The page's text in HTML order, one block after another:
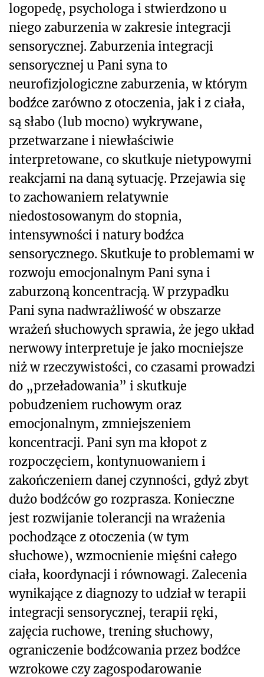
logopedę, psychologa i stwierdzono u
niego zaburzenia w zakresie integracji
sensorycznej. Zaburzenia integracji
sensorycznej u Pani syna to
neurofizjologiczne zaburzenia, w którym
bodźce zarówno z otoczenia, jak i z ciała,
są słabo (lub mocno) wykrywane,
przetwarzane i niewłaściwie
interpretowane, co skutkuje nietypowymi
reakcjami na daną sytuację. Przejawia się
to zachowaniem relatywnie
niedostosowanym do stopnia,
intensywności i natury bodźca
sensorycznego. Skutkuje to problemami w
rozwoju emocjonalnym Pani syna i
zaburzoną koncentracją. W przypadku
Pani syna nadwrażliwość w obszarze
wrażeń słuchowych sprawia, że jego układ
nerwowy interpretuje je jako mocniejsze
niż w rzeczywistości, co czasami prowadzi
do „przeładowania” i skutkuje
pobudzeniem ruchowym oraz
emocjonalnym, zmniejszeniem
koncentracji. Pani syn ma kłopot z
rozpoczęciem, kontynuowaniem i
zakończeniem danej czynności, gdyż zbyt
dużo bodźców go rozprasza. Konieczne
jest rozwijanie tolerancji na wrażenia
pochodzące z otoczenia (w tym
słuchowe), wzmocnienie mięśni całego
ciała, koordynacji i równowagi. Zalecenia
wynikające z diagnozy to udział w terapii
integracji sensorycznej, terapii ręki,
zajęcia ruchowe, trening słuchowy,
ograniczenie bodźcowania przez bodźce
wzrokowe czy zagospodarowanie